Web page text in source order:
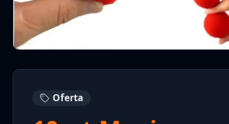
Oferta